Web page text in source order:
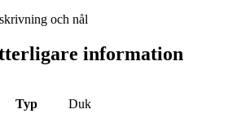
och nål
information
Typ Duk